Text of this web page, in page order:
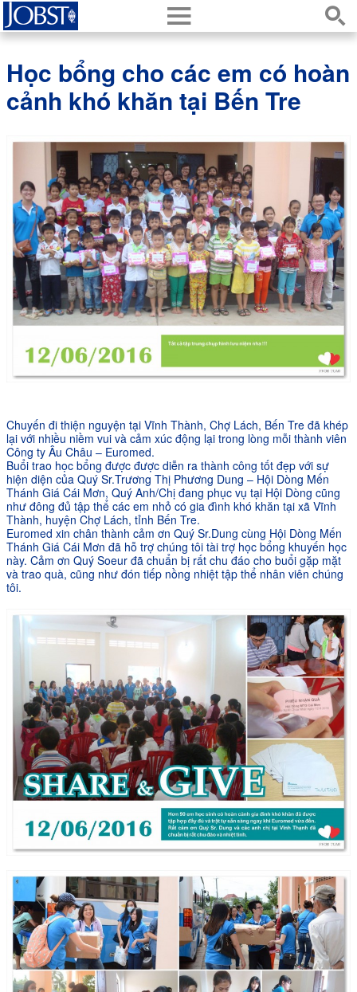
s
h
Học bổng cho các em có hoàn
cảnh khó khăn tại Bến Tre
Chuyến đi thiện nguyện tại Vĩnh Thành, Chợ Lách, Bến Tre đã khép
lại với nhiều niềm vui và cảm xúc động lại trong lòng mỗi thành viên
Công ty Âu Châu – Euromed.
Buổi trao học bổng được được diễn ra thành công tốt đẹp với sự
hiện diện của Quý Sr.Trương Thị Phương Dung – Hội Dòng Mến
Thánh Giá Cái Mơn, Quý Anh/Chị đang phục vụ tại Hội Dòng cũng
như đông đủ tập thể các em nhỏ có gia đình khó khăn tại xã Vĩnh
Thành, huyện Chợ Lách, tỉnh Bến Tre.
Euromed xin chân thành cảm ơn Quý Sr.Dung cùng Hội Dòng Mến
Thánh Giá Cái Mơn đã hỗ trợ chúng tôi tài trợ học bổng khuyến học
này. Cảm ơn Quý Soeur đã chuẩn bị rất chu đáo cho buổi gặp mặt
và trao quà, cũng như đón tiếp nồng nhiệt tập thể nhân viên chúng
tôi.